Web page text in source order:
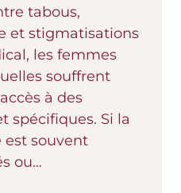
tabous,
et stigmatisations
les femmes
souffrent
à des
spécifiques. Si la
est souvent
ou…